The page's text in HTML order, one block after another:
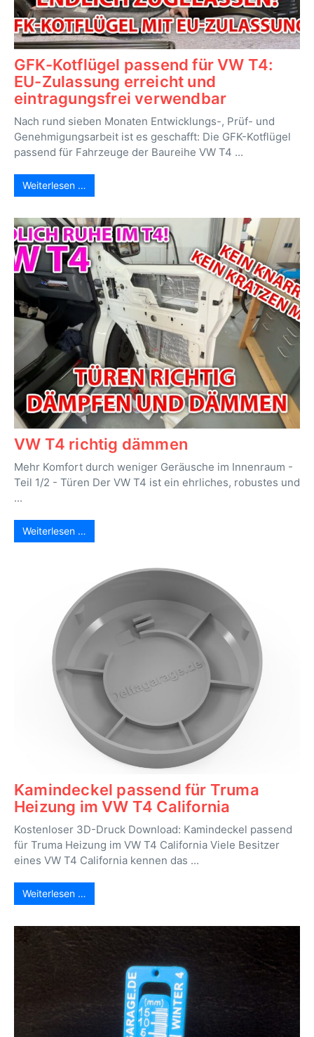
GFK-Kotflügel passend für VW T4:
EU-Zulassung erreicht und
eintragungsfrei verwendbar
Nach rund sieben Monaten Entwicklungs-, Prüf- und
Genehmigungsarbeit ist es geschafft: Die GFK-Kotflügel
passend für Fahrzeuge der Baureihe VW T4 ...
Weiterlesen …
VW T4 richtig dämmen
Mehr Komfort durch weniger Geräusche im Innenraum -
Teil 1/2 - Türen Der VW T4 ist ein ehrliches, robustes und
...
Weiterlesen …
Kamindeckel passend für Truma
Heizung im VW T4 California
Kostenloser 3D-Druck Download: Kamindeckel passend
für Truma Heizung im VW T4 California Viele Besitzer
eines VW T4 California kennen das ...
Weiterlesen …